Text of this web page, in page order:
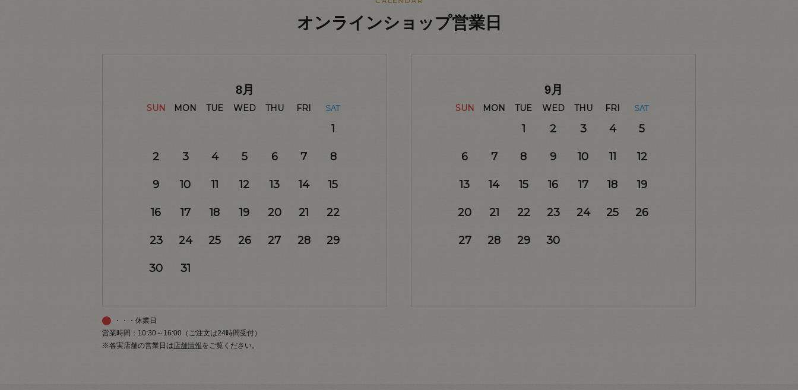
オンラインショップ営業日
8月
SUN MON TUE WED THU FRI SAT
1
2 3 4 5 6 7 8
9 10 11 12 13 14 15
16 17 18 19 20 21 22
23 24 25 26 27 28 29
30 31
9月
SUN MON TUE WED THU FRI SAT
1 2 3 4 5
6 7 8 9 10 11 12
13 14 15 16 17 18 19
20 21 22 23 24 25 26
27 28 29 30
・・・休業日
営業時間：10:30～16:00（ご注文は24時間受付）
※各実店舗の営業日は店舗情報をご覧ください。